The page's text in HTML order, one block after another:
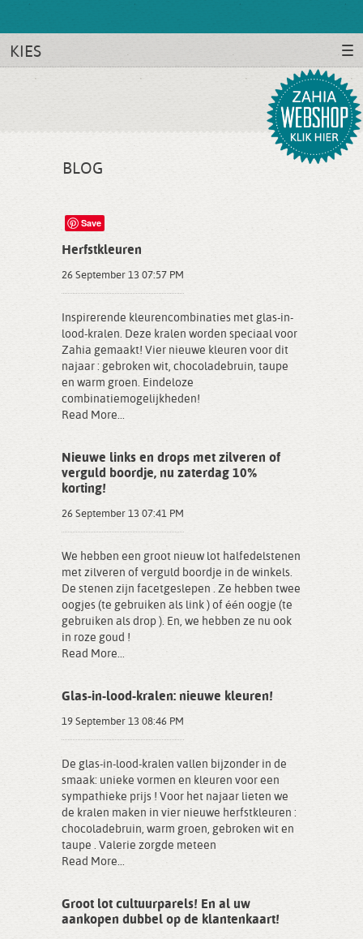
KIES
BLOG
Save
Herfstkleuren
26 September 13 07:57 PM
Inspirerende kleurencombinaties met glas-in-
lood-kralen. Deze kralen worden speciaal voor
Zahia gemaakt! Vier nieuwe kleuren voor dit
najaar : gebroken wit, chocoladebruin, taupe
en warm groen. Eindeloze
combinatiemogelijkheden!
Read More...
Nieuwe links en drops met zilveren of
verguld boordje, nu zaterdag 10%
korting!
26 September 13 07:41 PM
We hebben een groot nieuw lot halfedelstenen
met zilveren of verguld boordje in de winkels.
De stenen zijn facetgeslepen . Ze hebben twee
oogjes (te gebruiken als link ) of één oogje (te
gebruiken als drop ). En, we hebben ze nu ook
in roze goud !
Read More...
Glas-in-lood-kralen: nieuwe kleuren!
19 September 13 08:46 PM
De glas-in-lood-kralen vallen bijzonder in de
smaak: unieke vormen en kleuren voor een
sympathieke prijs ! Voor het najaar lieten we
de kralen maken in vier nieuwe herfstkleuren :
chocoladebruin, warm groen, gebroken wit en
taupe . Valerie zorgde meteen
Read More...
Groot lot cultuurparels! En al uw
aankopen dubbel op de klantenkaart!